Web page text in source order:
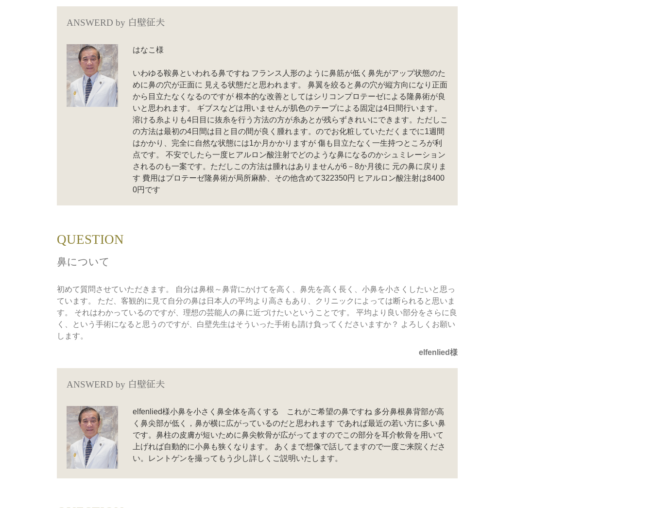
ANSWERD by 白壁征夫
はなこ様
いわゆる鞍鼻といわれる鼻ですね フランス人形のように鼻筋が低く鼻先がアップ状態のた
めに鼻の穴が正面に 見える状態だと思われます。 鼻翼を絞ると鼻の穴が縦方向になり正面
から目立たなくなるのですが 根本的な改善としてはシリコンプロテーゼによる隆鼻術が良
いと思われます。 ギブスなどは用いませんが肌色のテープによる固定は4日間行います。
溶ける糸よりも4日目に抜糸を行う方法の方が糸あとが残らずきれいにできます。ただしこ
の方法は最初の4日間は目と目の間が良く腫れます。のでお化粧していただくまでに1週間
はかかり、完全に自然な状態には1か月かかりますが 傷も目立たなく一生持つところが利
点です。 不安でしたら一度ヒアルロン酸注射でどのような鼻になるのかシュミレーション
されるのも一案です。ただしこの方法は腫れはありませんが6－8か月後に 元の鼻に戻りま
す 費用はプロテーゼ隆鼻術が局所麻酔、その他含めて322350円 ヒアルロン酸注射は8400
0円です
QUESTION
鼻について
初めて質問させていただきます。 自分は鼻根～鼻背にかけてを高く、鼻先を高く長く、小鼻を小さくしたいと思っ
ています。 ただ、客観的に見て自分の鼻は日本人の平均より高さもあり、クリニックによっては断られると思いま
す。 それはわかっているのですが、理想の芸能人の鼻に近づけたいということです。 平均より良い部分をさらに良
く、という手術になると思うのですが、白壁先生はそういった手術も請け負ってくださいますか？ よろしくお願い
します。
elfenlied様
ANSWERD by 白壁征夫
elfenlied様小鼻を小さく鼻全体を高くする これがご希望の鼻ですね 多分鼻根鼻背部が高
く鼻尖部が低く，鼻が横に広がっているのだと思われます であれば最近の若い方に多い鼻
です。鼻柱の皮膚が短いために鼻尖軟骨が広がってますのでこの部分を耳介軟骨を用いて
上げれば自動的に小鼻も狭くなります。 あくまで想像で話してますので一度ご来院くださ
い。レントゲンを撮ってもう少し詳しくご説明いたします。